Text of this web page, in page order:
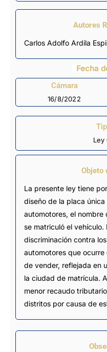
Autores
Carlos Adolfo Ardila
Fecha
Cámara
16/8/2022
Ley
Objeto
La presente ley tiene
diseño de la placa
automotores, el
se matriculó el
discriminación contra
automotores que
de vender, reflejada en
la ciudad de matrícula.
menor recaudo
distritos por causa de